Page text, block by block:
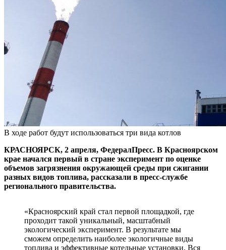
В ходе работ будут использоваться три вида котлов
КРАСНОЯРСК, 2 апреля, ФедералПресс. В Красноярском
крае начался первый в стране эксперимент по оценке
объемов загрязнения окружающей среды при сжигании
разных видов топлива, рассказали в пресс-службе
регионального правительства.
«Красноярский край стал первой площадкой, где
проходит такой уникальный, масштабный
экологический эксперимент. В результате мы
сможем определить наиболее экологичные виды
топлива и эффективные котельные установки. Вся